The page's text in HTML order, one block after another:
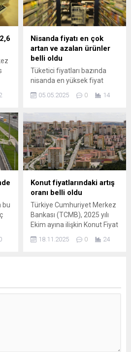
yaklaşık 451 milyon 588 bin
lira olan 2 milyon 150 bin
paket sigara ile 4 ...
Nisanda fiyatı en çok
artan ve azalan ürünler
belli oldu
Tüketici fiyatları bazında
nisanda en yüksek fiyat
yoluyla yolcu taşımacılığında
ucuzlayan ürün yüzde 17,32
ile taze sebzeler (patates
hariç) olarak belirlendi.
05.05.2025 0 14
bu
Konut fiyatlarındaki artış
oranı belli oldu
Türkiye Cumhuriyet Merkez
Bankası (TCMB), 2025 yılı
Ekim ayına ilişkin Konut Fiyat
Endeksi (KFE) verilerini
açıkladı. Türkiye’deki
18.11.2025 0 24